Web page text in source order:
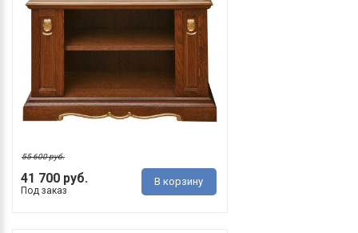
41 700 руб.
55 600 руб.
Под заказ
В корзину